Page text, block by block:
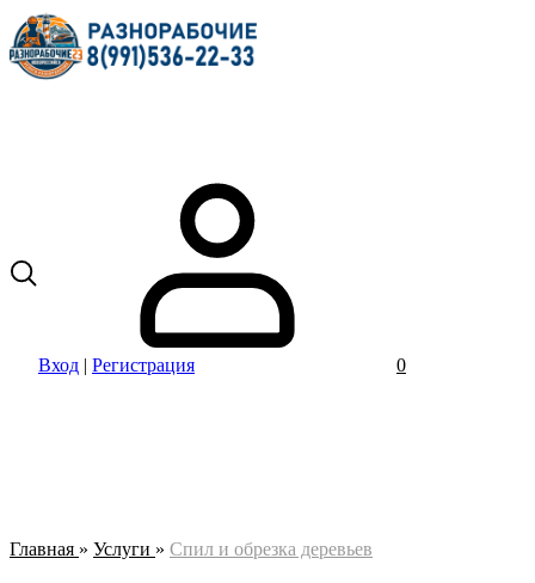
Вход | Регистрация 0
Главная » Услуги » Спил и обрезка деревьев